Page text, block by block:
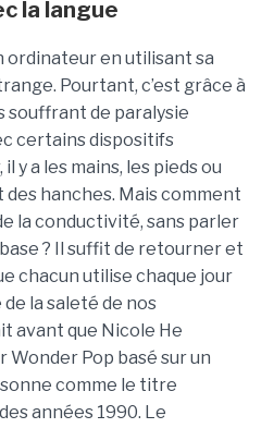
la langue
ordinateur en utilisant sa
Pourtant, c’est grâce à
souffrant de paralysie
certains dispositifs
y a les mains, les pieds ou
hanches. Mais comment
la conductivité, sans parler
? Il suffit de retourner et
chacun utilise chaque jour
la saleté de nos
avant que Nicole He
Pop basé sur un
comme le titre
années 1990. Le